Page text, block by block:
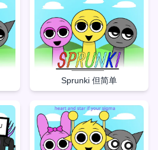
Sprunki 但简单